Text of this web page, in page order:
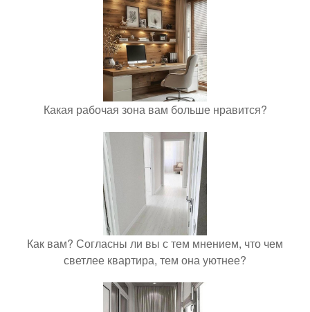
Какая рабочая зона вам больше нравится?
Как вам? Согласны ли вы с тем мнением, что чем
светлее квартира, тем она уютнее?